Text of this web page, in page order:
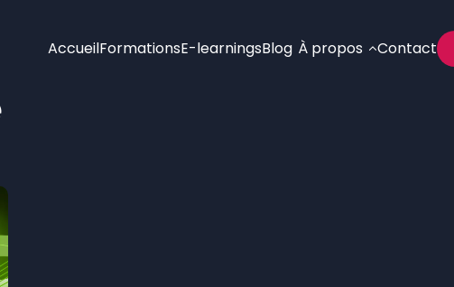
AccueilFormationsE-learningsBlog À propos Contact